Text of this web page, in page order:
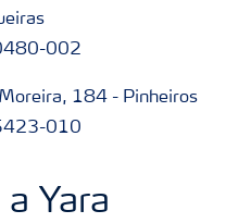
002
184 - Pinheiros
010
Yara